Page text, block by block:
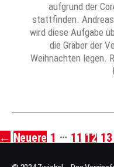
aufgrund der
stattfinden.
wird diese Aufgabe
die Gräber der
Weihnachten legen.
der
Neuere 1 … 11 12 13